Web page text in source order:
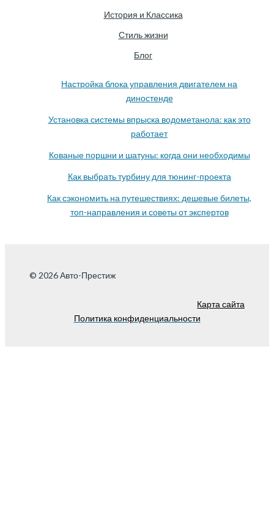
История и Классика
Стиль жизни
Блог
Настройка блока управления двигателем на
диностенде
Установка системы впрыска водометанола: как это
работает
Кованые поршни и шатуны: когда они необходимы
Как выбрать турбину для тюнинг-проекта
Как сэкономить на путешествиях: дешевые билеты,
топ-направления и советы от экспертов
© 2026 Авто-Престиж
Карта сайта
Политика конфиденциальности